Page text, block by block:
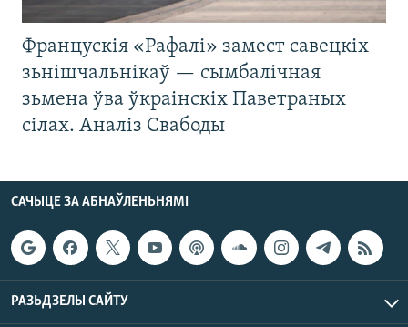
Францускія «Рафалі» замест савецкіх
зьнішчальнікаў — сымбалічная
зьмена ўва ўкраінскіх Паветраных
сілах. Аналіз Свабоды
САЧЫЦЕ ЗА АБНАЎЛЕНЬНЯМІ
РАЗЬДЗЕЛЫ САЙТУ